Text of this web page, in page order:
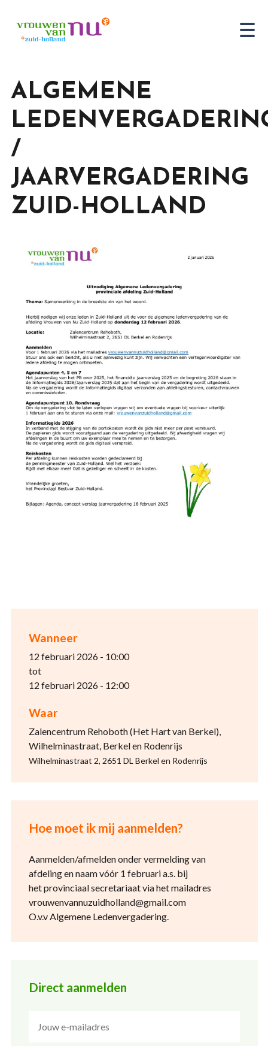
Wanneer
12 februari 2026 - 10:00
tot
12 februari 2026 - 12:00
Waar
Zalencentrum Rehoboth (Het Hart van Berkel),
Wilhelminastraat, Berkel en Rodenrijs
Wilhelminastraat 2, 2651 DL Berkel en Rodenrijs
Hoe moet ik mij aanmelden?
Aanmelden/afmelden onder vermelding van
afdeling en naam vóór 1 februari a.s. bij
het provinciaal secretariaat via het mailadres
vrouwenvannuzuidholland@gmail.com
O.v.v Algemene Ledenvergadering.
Direct aanmelden
ALGEMENE
/
JAARVERGADERING
ZUID-HOLLAND